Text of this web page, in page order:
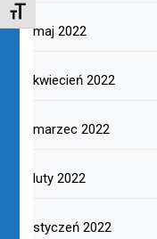
TOGGLE FONT SIZE
maj 2022
kwiecień 2022
marzec 2022
luty 2022
styczeń 2022